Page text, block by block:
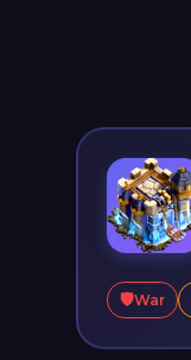
🛡️War